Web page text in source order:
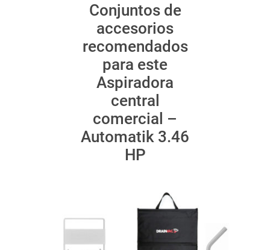
Conjuntos de
accesorios
recomendados
para este
Aspiradora
central
comercial –
Automatik 3.46
HP